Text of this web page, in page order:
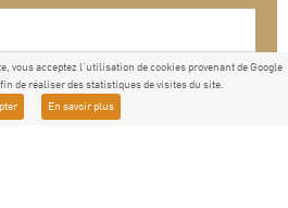
vous acceptez l'utilisation de cookies provenant de Google
de réaliser des statistiques de visites du site.
En savoir plus